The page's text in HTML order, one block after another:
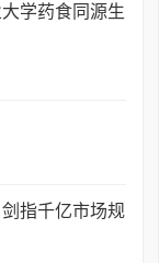
学药食同源生
指千亿市场规